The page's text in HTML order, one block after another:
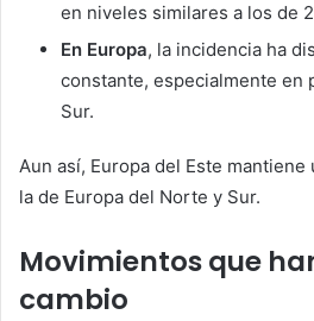
en niveles similares a los de
En Europa, la incidencia ha
constante, especialmente en
Sur.
Aun así, Europa del Este mantiene
la de Europa del Norte y Sur.
Movimientos que
cambio